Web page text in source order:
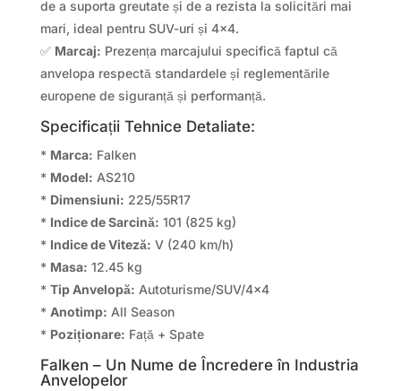
de a suporta greutate și de a rezista la solicitări mai
mari, ideal pentru SUV-uri și 4×4.
✅ Marcaj: Prezența marcajului specifică faptul că
anvelopa respectă standardele și reglementările
europene de siguranță și performanță.
Specificații Tehnice Detaliate:
* Marca: Falken
* Model: AS210
* Dimensiuni: 225/55R17
* Indice de Sarcină: 101 (825 kg)
* Indice de Viteză: V (240 km/h)
* Masa: 12.45 kg
* Tip Anvelopă: Autoturisme/SUV/4×4
* Anotimp: All Season
* Poziționare: Față + Spate
Falken – Un Nume de Încredere în Industria
Anvelopelor